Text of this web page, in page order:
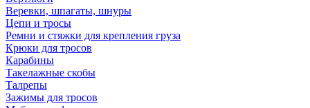
Веревки, шпагаты, шнуры
Цепи и тросы
Ремни и стяжки для крепления груза
Крюки для тросов
Карабины
Такелажные скобы
Талрепы
Зажимы для тросов